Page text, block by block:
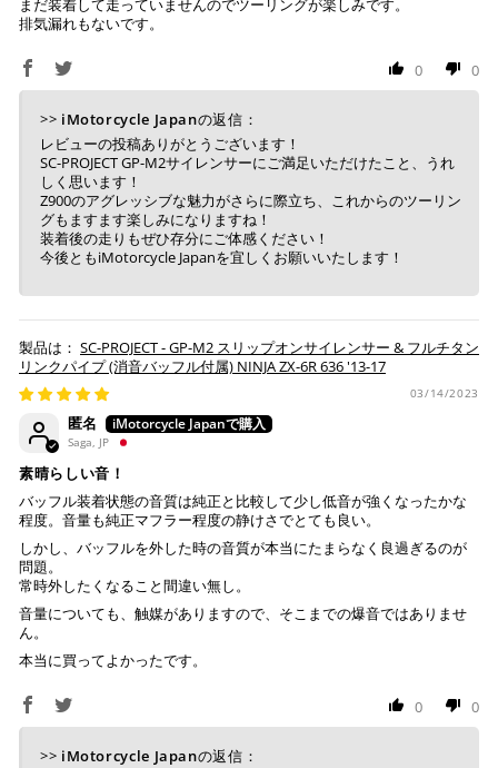
排気漏れもないです。
0 0
>> iMotorcycle Japanの返信：
レビューの投稿ありがとうございます！
SC-PROJECT GP-M2サイレンサーにご満足いただけたこと、うれ
しく思います！
Z900のアグレッシブな魅力がさらに際立ち、これからのツーリン
グもますます楽しみになりますね！
装着後の走りもぜひ存分にご体感ください！
今後ともiMotorcycle Japanを宜しくお願いいたします！
SC-PROJECT - GP-M2 スリップオンサイレンサー & フルチタン
リンクパイプ (消音バッフル付属) NINJA ZX-6R 636 '13-17
03/14/2023
匿名
Saga, JP
素晴らしい音！
バッフル装着状態の音質は純正と比較して少し低音が強くなったかな
程度。音量も純正マフラー程度の静けさでとても良い。
しかし、バッフルを外した時の音質が本当にたまらなく良過ぎるのが
問題。
常時外したくなること間違い無し。
音量についても、触媒がありますので、そこまでの爆音ではありませ
ん。
本当に買ってよかったです。
0 0
>> iMotorcycle Japanの返信：